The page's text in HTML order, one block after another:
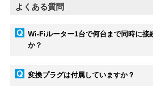
よくある質問
Wi-Fiルーター1台で何台まで同時に接
か？
変換プラグは付属していますか？